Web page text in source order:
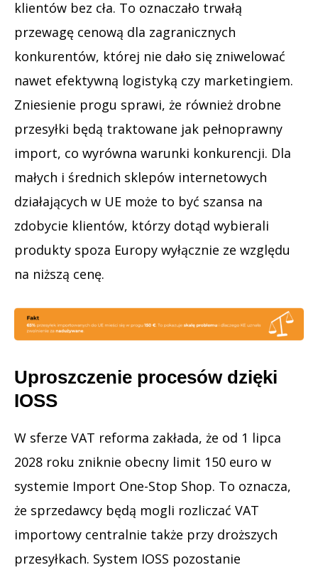
klientów bez cła. To oznaczało trwałą
przewagę cenową dla zagranicznych
konkurentów, której nie dało się zniwelować
nawet efektywną logistyką czy marketingiem.
Zniesienie progu sprawi, że również drobne
przesyłki będą traktowane jak pełnoprawny
import, co wyrówna warunki konkurencji. Dla
małych i średnich sklepów internetowych
działających w UE może to być szansa na
zdobycie klientów, którzy dotąd wybierali
produkty spoza Europy wyłącznie ze względu
na niższą cenę.
Uproszczenie procesów dzięki
IOSS
W sferze VAT reforma zakłada, że od 1 lipca
2028 roku zniknie obecny limit 150 euro w
systemie Import One-Stop Shop. To oznacza,
że sprzedawcy będą mogli rozliczać VAT
importowy centralnie także przy droższych
przesyłkach. System IOSS pozostanie